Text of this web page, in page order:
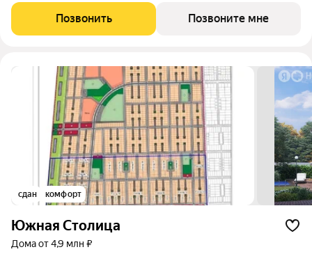
Позвонить Позвоните мне
сдан комфорт
Южная Столица
дома от 4,9 млн ₽